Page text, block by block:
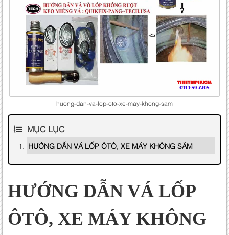
huong-dan-va-lop-oto-xe-may-khong-sam
MỤC LỤC
HƯỚNG DẪN VÁ LỐP ÔTÔ, XE MÁY KHÔNG SĂM
HƯỚNG DẪN VÁ LỐP
ÔTÔ, XE MÁY KHÔNG